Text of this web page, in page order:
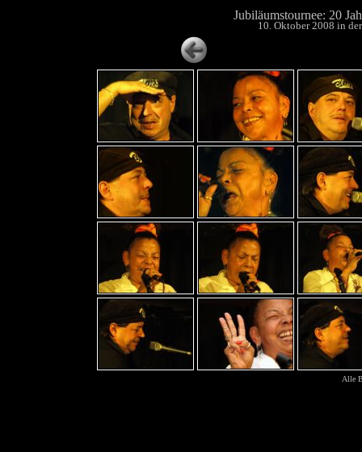
Jubiläumstournee: 20
10. Oktober 2008 in
Alle